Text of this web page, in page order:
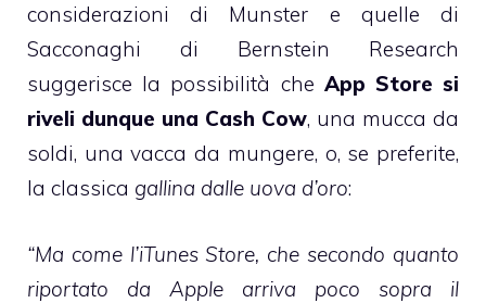
considerazioni di Munster e quelle di
Sacconaghi di Bernstein Research
suggerisce la possibilità che App Store si
riveli dunque una Cash Cow, una mucca da
soldi, una vacca da mungere, o, se preferite,
la classica gallina dalle uova d’oro:
“Ma come l’iTunes Store, che secondo quanto
riportato da Apple arriva poco sopra il